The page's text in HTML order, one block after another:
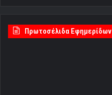
Πρωτοσέλιδα Εφημερίδων